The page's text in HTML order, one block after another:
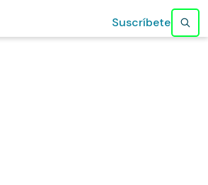
Suscríbete